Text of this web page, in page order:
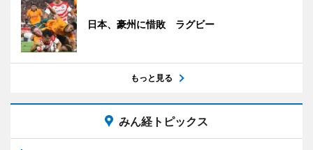
日本、豪州に惜敗 ラグビー
もっと見る
みん経トピックス